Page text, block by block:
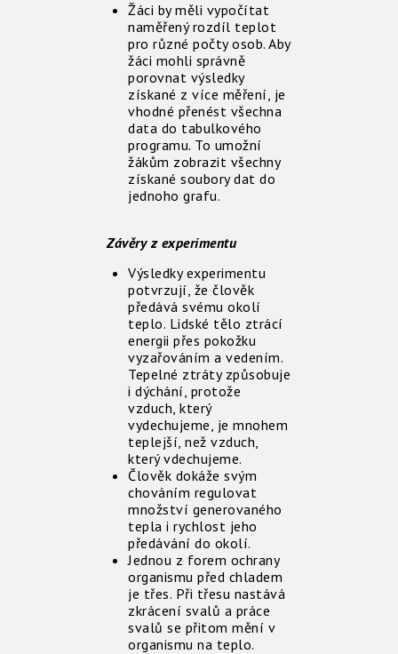
Žáci by měli vypočítat
naměřený rozdíl teplot
pro různé počty osob. Aby
žáci mohli správně
porovnat výsledky
získané z více měření, je
vhodné přenést všechna
data do tabulkového
programu. To umožní
žákům zobrazit všechny
získané soubory dat do
jednoho grafu.
Závěry z experimentu
Výsledky experimentu
potvrzují, že člověk
předává svému okolí
teplo. Lidské tělo ztrácí
energii přes pokožku
vyzařováním a vedením.
Tepelné ztráty způsobuje
i dýchání, protože
vzduch, který
vydechujeme, je mnohem
teplejší, než vzduch,
který vdechujeme.
Člověk dokáže svým
chováním regulovat
množství generovaného
tepla i rychlost jeho
předávání do okolí.
Jednou z forem ochrany
organismu před chladem
je třes. Při třesu nastává
zkrácení svalů a práce
svalů se přitom mění v
organismu na teplo.